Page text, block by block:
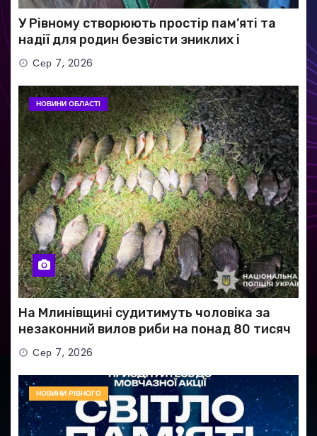
У Рівному створюють простір пам’яті та
надії для родин безвісти зниклих і
полонених військових
Сер 7, 2026
НОВИНИ ОБЛАСТІ
На Млинівщині судитимуть чоловіка за
незаконний вилов риби на понад 80 тисяч
гривень
Сер 7, 2026
НОВИНИ РІВНОГО